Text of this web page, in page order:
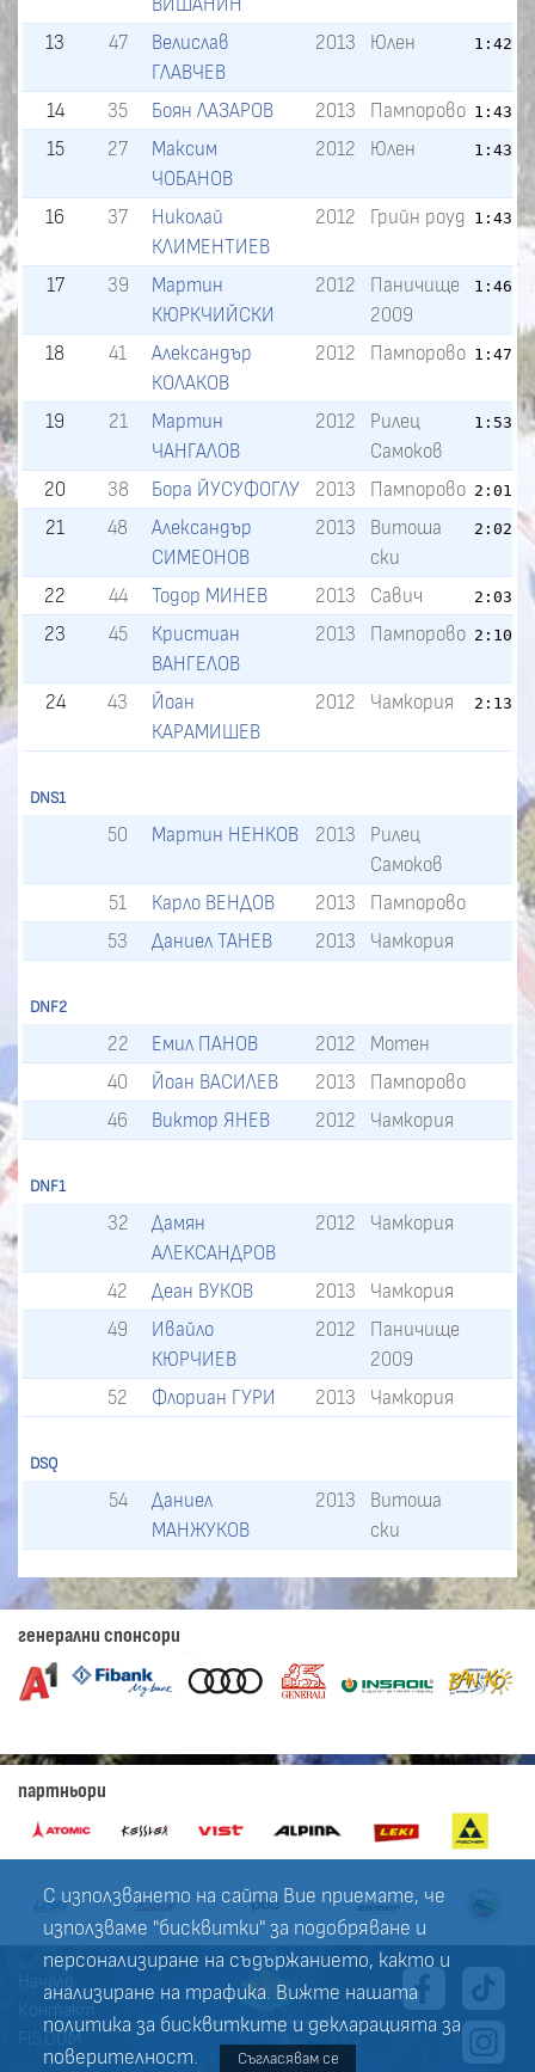
С използването на сайта Вие приемате, че
използваме "бисквитки" за подобряване и
персонализиране на съдържанието, както и
анализиране на трафика. Вижте нашата
политика за бисквитките и декларацията за
поверителност. Съгласявам се
ВИШАНИН
13 47
Велислав
ГЛАВЧЕВ
2013 Юлен
14 35 Боян ЛАЗАРОВ 2013 Пампорово
15 27
Максим
ЧОБАНОВ
2012 Юлен
16 37
Николай
КЛИМЕНТИЕВ
2012 Грийн роуд
17 39
Мартин
КЮРКЧИЙСКИ
2012
Паничище
2009
18 41
Александър
КОЛАКОВ
2012 Пампорово
19 21
Мартин
ЧАНГАЛОВ
2012
Рилец
Самоков
20 38 Бора ЙУСУФОГЛУ 2013 Пампорово
21 48
Александър
СИМЕОНОВ
2013
Витоша
ски
22 44 Тодор МИНЕВ 2013 Савич
23 45
Кристиан
ВАНГЕЛОВ
2013 Пампорово
24 43
Йоан
КАРАМИШЕВ
2012 Чамкория
DNS1
50 Мартин НЕНКОВ 2013
Рилец
Самоков
51
Карло ВЕНДОВ 2013
Пампорово
53
Даниел ТАНЕВ 2013 Чамкория
DNF2
22 Емил ПАНОВ 2012
Мотен
40
Йоан ВАСИЛЕВ 2013
Пампорово
46
Виктор ЯНЕВ 2012 Чамкория
DNF1
32
Дамян
АЛЕКСАНДРОВ
2012 Чамкория
42 Деан ВУКОВ 2013
Чамкория
49
Ивайло
КЮРЧИЕВ
2012
Паничище
2009
52
Флориан ГУРИ 2013 Чамкория
DSQ
54
Даниел
МАНЖУКОВ
2013
Витоша
ски
генерални спонсори
партньори
Контакт
FIS.COM